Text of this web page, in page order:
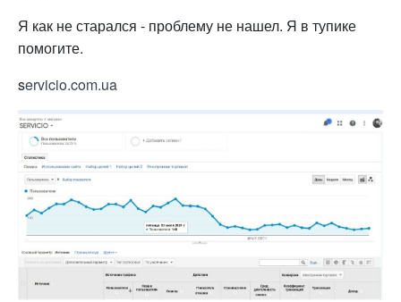
Я как не старался - проблему не нашел. Я в тупике
помогите.
servicio.com.ua